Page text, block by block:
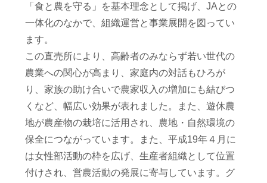
「食と農を守る」を基本理念として掲げ、JAとの
一体化のなかで、組織運営と事業展開を図ってい
ます。
この直売所により、高齢者のみならず若い世代の
農業への関心が高まり、家庭内の対話もひろが
り、家族の助け合いで農家収入の増加にも結びつ
くなど、幅広い効果が表れました。また、遊休農
地が農産物の栽培に活用され、農地・自然環境の
保全につながっています。また、平成19年４月に
は女性部活動の枠を広げ、生産者組織として位置
付けされ、営農活動の発展に寄与しています。グ